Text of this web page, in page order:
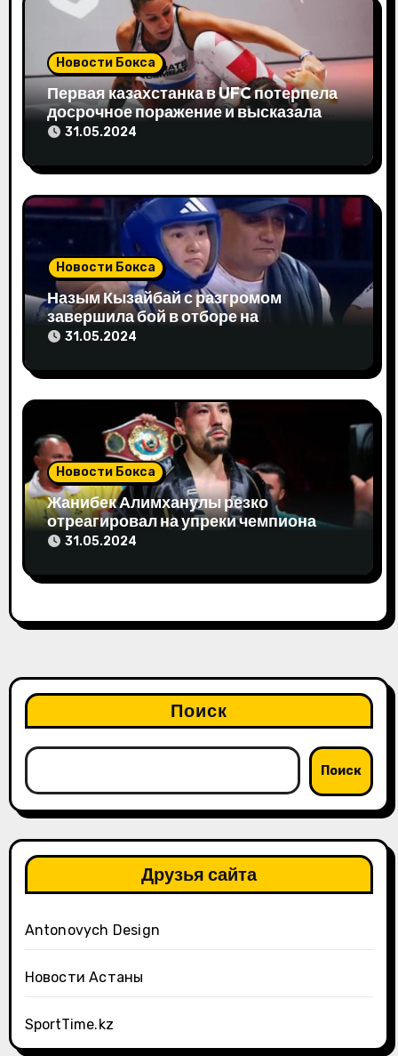
з
а
п
и
с
м
Новости Бокса
Первая казахстанка в UFC потерпела
досрочное поражение и высказала
свое мнение
31.05.2024
Новости Бокса
Назым Кызайбай с разгромом
завершила бой в отборе на
Олимпиаду-2024
31.05.2024
Новости Бокса
Жанибек Алимханулы резко
отреагировал на упреки чемпиона
мира
31.05.2024
Поиск
Поиск
Друзья сайта
Antonovych Design
Новости Астаны
SportTime.kz